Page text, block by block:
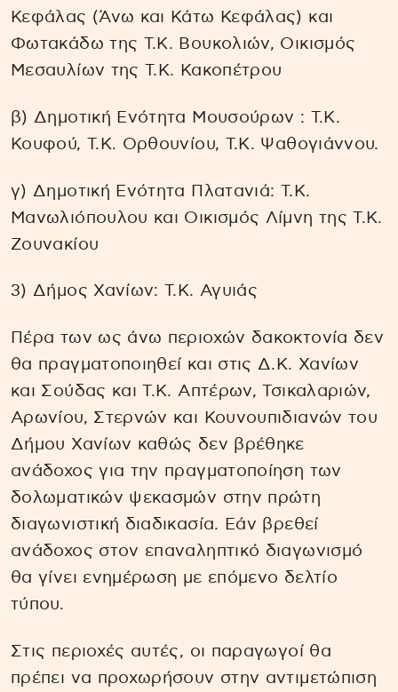
Κεφάλας (Άνω και Κάτω Κεφάλας) και
Φωτακάδω της Τ.Κ. Βουκολιών, Οικισμός
Μεσαυλίων της Τ.Κ. Κακοπέτρου
β) Δημοτική Ενότητα Μουσούρων : Τ.Κ.
Κουφού, Τ.Κ. Ορθουνίου, Τ.Κ. Ψαθογιάννου.
γ) Δημοτική Ενότητα Πλατανιά: Τ.Κ.
Μανωλιόπουλου και Οικισμός Λίμνη της Τ.Κ.
Ζουνακίου
3) Δήμος Χανίων: Τ.Κ. Αγυιάς
Πέρα των ως άνω περιοχών δακοκτονία δεν
θα πραγματοποιηθεί και στις Δ.Κ. Χανίων
και Σούδας και Τ.Κ. Απτέρων, Τσικαλαριών,
Αρωνίου, Στερνών και Κουνουπιδιανών του
Δήμου Χανίων καθώς δεν βρέθηκε
ανάδοχος για την πραγματοποίηση των
δολωματικών ψεκασμών στην πρώτη
διαγωνιστική διαδικασία. Εάν βρεθεί
ανάδοχος στον επαναληπτικό διαγωνισμό
θα γίνει ενημέρωση με επόμενο δελτίο
τύπου.
Στις περιοχές αυτές, οι παραγωγοί θα
πρέπει να προχωρήσουν στην αντιμετώπιση